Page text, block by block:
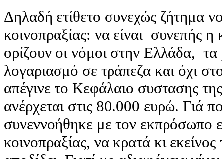
Δηλαδή ετίθετο συνεχώς ζήτημα
κοινοπραξίας: να είναι συνεπής η
ορίζουν οι νόμοι στην Ελλάδα,
λογαριασμό σε τράπεζα και όχι
απέγινε το Κεφάλαιο συστασης
ανέρχεται στις 80.000 ευρώ. Γιά
συνεννοήθηκε με τον εκπρόσωπο
κοινοπραξίας, να κρατά κι